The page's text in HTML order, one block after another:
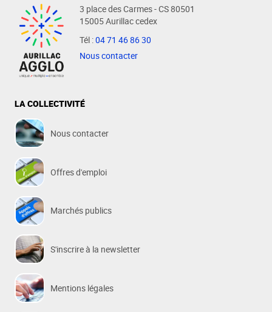
3 place des Carmes - CS 80501
15005 Aurillac cedex
Tél :04 71 46 86 30
Nous contacter
LA COLLECTIVITÉ
Nous contacter
Offres d'emploi
Marchés publics
S'inscrire à la newsletter
Mentions légales